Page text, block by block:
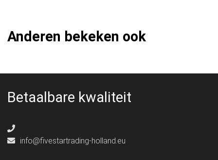
Anderen bekeken ook
Betaalbare kwaliteit
info@fivestartrading-holland.eu